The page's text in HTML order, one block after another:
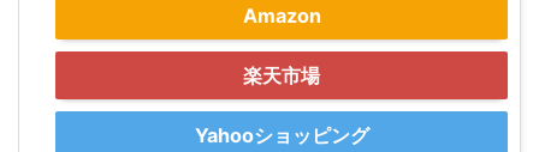
Amazon
楽天市場
Yahooショッピング